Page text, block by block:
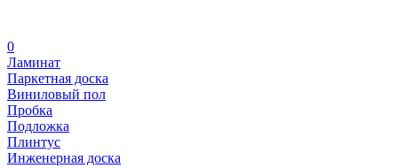
0
Ламинат
Паркетная доска
Виниловый пол
Пробка
Подложка
Плинтус
Инженерная доска